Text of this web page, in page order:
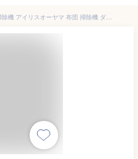
【公式】布団クリーナー ふとん掃除機 アイリスオーヤマ 布団 掃除機 ダニ 布団用掃除機 ダニ掃除機 花粉対策 花粉 ふとんクリーナー ハウスダスト ダニ退治 コンパクト ハンディ 布団 ベッド 寝具 梅雨 FCA-13[安心延長保証対象]